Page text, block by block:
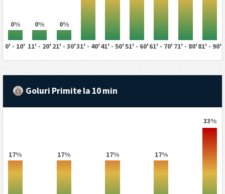
0% 0% 0%
0' - 10' 11' - 20' 21' - 30'31' - 40'41' - 50'51' - 60'61' - 70' 71' - 80'81' - 90'
Goluri Primite la 10 min
17% 17% 17% 17%
33%